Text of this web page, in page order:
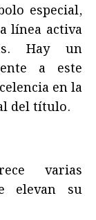
especial,
línea activa
Hay un
a este
en la
del título.
varias
elevan su